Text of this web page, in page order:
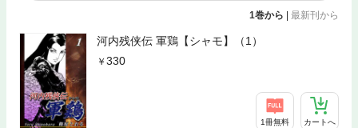
1巻から | 最新刊から
河内残侠伝 軍鶏【シャモ】（1）
330
1冊無料 カートへ